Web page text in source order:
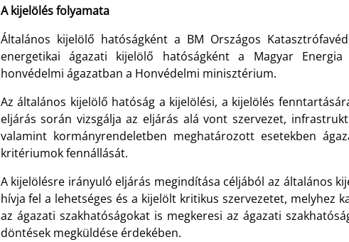
A kijelölés folyamata
Általános kijelölő hatóságként a BM Országos
energetikai ágazati kijelölő hatóságként a Magyar
honvédelmi ágazatban a Honvédelmi minisztérium.
Az általános kijelölő hatóság a kijelölési, a kijelölés
eljárás során vizsgálja az eljárás alá vont szervezet,
valamint kormányrendeletben meghatározott esetekben
kritériumok fennállását.
A kijelölésre irányuló eljárás megindítása céljából az általános
hívja fel a lehetséges és a kijelölt kritikus szervezetet, melyhez
az ágazati szakhatóságokat is megkeresi az ágazati
döntések megküldése érdekében.